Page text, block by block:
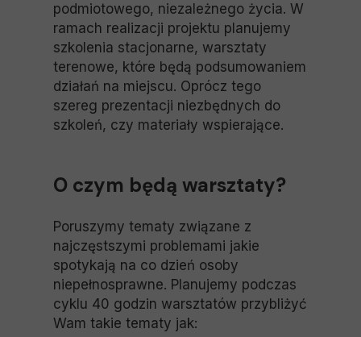
podmiotowego, niezależnego życia. W
ramach realizacji projektu planujemy
szkolenia stacjonarne, warsztaty
terenowe, które będą podsumowaniem
działań na miejscu. Oprócz tego
szereg prezentacji niezbędnych do
szkoleń, czy materiały wspierające.
O czym będą warsztaty?
Poruszymy tematy związane z
najczęstszymi problemami jakie
spotykają na co dzień osoby
niepełnosprawne. Planujemy podczas
cyklu 40 godzin warsztatów przybliżyć
Wam takie tematy jak: